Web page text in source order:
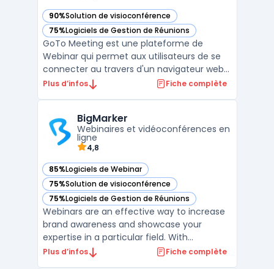
90%Solution de visioconférence
— voir GoTo Meeting dans cette catégorie
75%Logiciels de Gestion de Réunions
— voir GoTo Meeting dans cette catégorie
GoTo Meeting est une plateforme de
Webinar qui permet aux utilisateurs de se
connecter au travers d'un navigateur web
ou d'une application mobile. Elle offre des
session en ligne. L'interface de GoTo
Meeting e ...
Plus d’infos Fiche complète
BigMarker
Webinaires et vidéoconférences en
ligne
4,8
85%Logiciels de Webinar
— voir BigMarker dans cette catégorie
75%Solution de visioconférence
— voir BigMarker dans cette catégorie
75%Logiciels de Gestion de Réunions
— voir BigMarker dans cette catégorie
Webinars are an effective way to increase
brand awareness and showcase your
expertise in a particular field. With
BigMarker, you can easily create and host
Plus d’infos Fiche complète